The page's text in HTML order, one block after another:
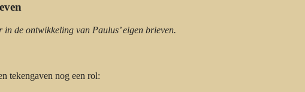
in de ontwikkeling van Paulus’ eigen brieven.
tekengaven nog een rol: